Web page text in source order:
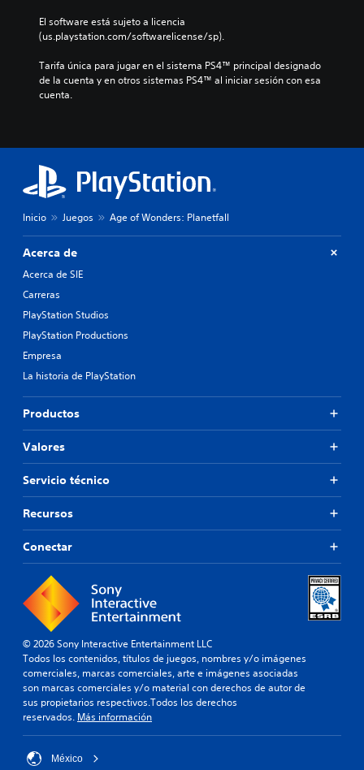
El software está sujeto a licencia
(us.playstation.com/softwarelicense/sp).
Tarifa única para jugar en el sistema PS4™ principal designado
de la cuenta y en otros sistemas PS4™ al iniciar sesión con esa
cuenta.
Inicio Juegos Age of Wonders: Planetfall
Acerca de
Acerca de SIE
Carreras
PlayStation Studios
PlayStation Productions
Empresa
La historia de PlayStation
Productos
Valores
Servicio técnico
Recursos
Conectar
© 2026 Sony Interactive Entertainment LLC
Todos los contenidos, títulos de juegos, nombres y/o imágenes
comerciales, marcas comerciales, arte e imágenes asociadas
son marcas comerciales y/o material con derechos de autor de
sus propietarios respectivos.Todos los derechos
reservados. Más información
México